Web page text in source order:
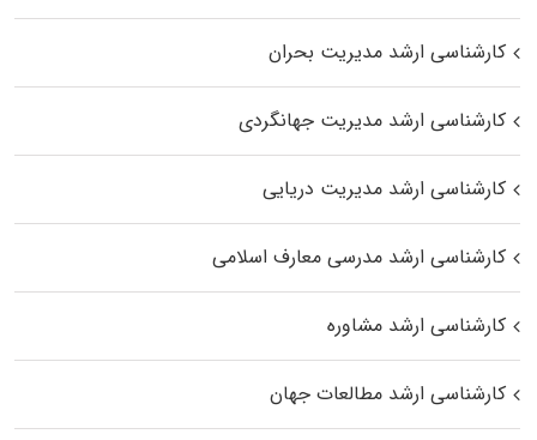
کارشناسی ارشد مدیریت بحران
کارشناسی ارشد مدیریت جهانگردی
کارشناسی ارشد مدیریت دریایی
کارشناسی ارشد مدرسی معارف اسلامی
کارشناسی ارشد مشاوره
کارشناسی ارشد مطالعات جهان